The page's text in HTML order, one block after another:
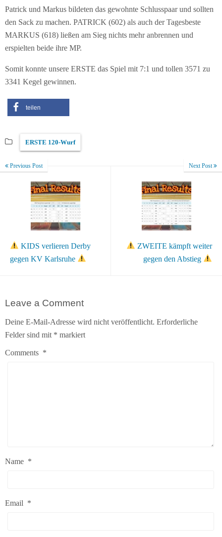
Patrick und Markus bildeten das gewohnte Schlusspaar und sollten
den Sack zu machen. PATRICK (602) als auch der Tagesbeste
MARKUS (618) ließen am Sieg nichts mehr anbrennen und
erspielten beide ihre MP.
Somit konnte unsere ERSTE das Spiel mit 7:1 und tollen 3571 zu
3341 Kegel gewinnen.
teilen
ERSTE 120-Wurf
Previous Post
KIDS verlieren Derby
gegen KV Karlsruhe
Next Post
ZWEITE kämpft weiter
gegen den Abstieg
Leave a Comment
Deine E-Mail-Adresse wird nicht veröffentlicht. Erforderliche
Felder sind mit * markiert
Comments *
Name *
Email *